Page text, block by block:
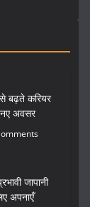
बढ़ते करियर
अवसर
जापानी
अपनाएँ